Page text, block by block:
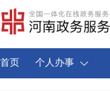
首页 个人办事